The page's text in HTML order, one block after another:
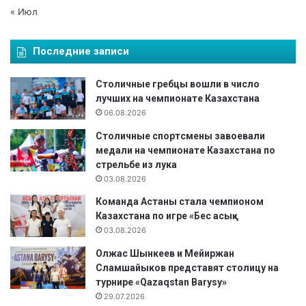
« Июл
Последние записи
Столичные гребцы вошли в число
лучших на чемпионате Казахстана
06.08.2026
Столичные спортсмены завоевали
медали на чемпионате Казахстана по
стрельбе из лука
03.08.2026
Команда Астаны стала чемпионом
Казахстана по игре «Бес асық»
03.08.2026
Олжас Шынкеев и Мейиржан
Сламшайыков представят столицу на
турнире «Qazaqstan Barysy»
29.07.2026